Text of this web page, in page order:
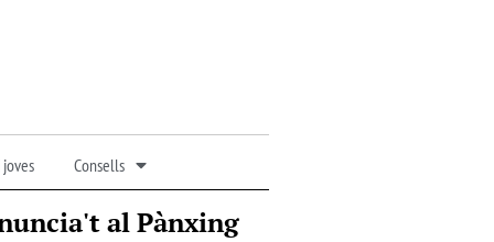
Consells
al Pànxing